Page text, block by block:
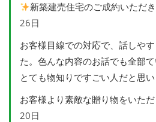
新築建売住宅のご成約いただ
26日
お客様目線での対応で、話しや
た。色んな内容のお話でも全部
とても物知りですごい人だと思い
お客様より素敵な贈り物をいた
20日